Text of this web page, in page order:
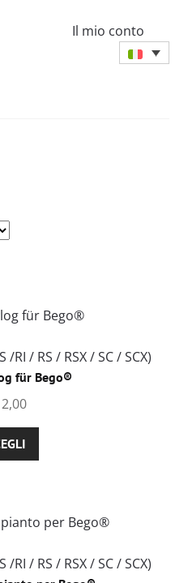
Il mio conto
/ RS / RSX / SC / SCX)
für Bego®
prodotto
varianti.
opzioni
possono
/ RS / RSX / SC / SCX)